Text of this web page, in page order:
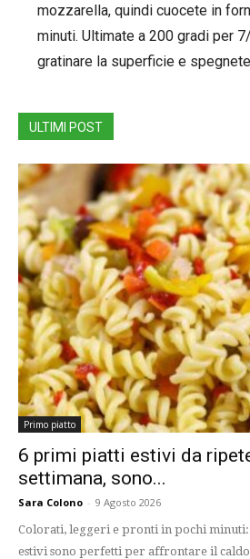
mozzarella, quindi cuocete in
minuti. Ultimate a 200 gradi per
gratinare la superficie e
ULTIMI POST
Primo piatto
6 primi piatti estivi da
settimana, sono...
Sara Colono - 9 Agosto 2026
Colorati, leggeri e pronti in pochi
estivi sono perfetti per affrontare il